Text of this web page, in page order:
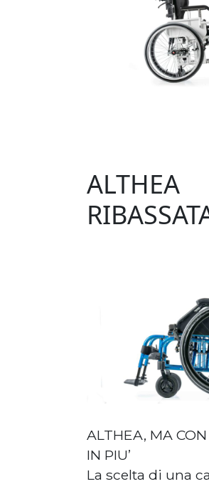
ALTHEA
ALTHEA, MA
IN PIU’
La scelta di una